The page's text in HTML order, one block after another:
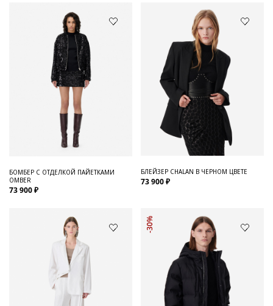
БОМБЕР С ОТДЕЛКОЙ ПАЙЕТКАМИ
OMBER
73 900 ₽
БЛЕЙЗЕР CHALAN В ЧЕРНОМ ЦВЕТЕ
73 900 ₽
-30%